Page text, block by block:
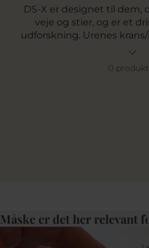
DS-X er designet til dem,
veje og stier, og er et
udforskning. Urenes
indikationer, og deres
tidszoner på én gang.
0
Måske er det her relevant